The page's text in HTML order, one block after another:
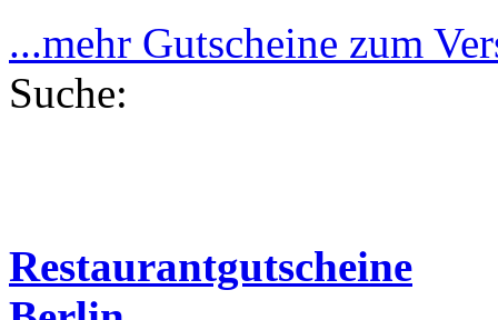
...mehr Gutscheine zum
Suche:
Restaurantgutscheine